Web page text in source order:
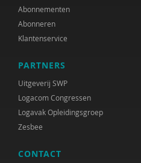
Abonnementen
Abonneren
Klantenservice
PARTNERS
Uitgeverij SWP
Logacom Congressen
Logavak Opleidingsgroep
Zesbee
CONTACT